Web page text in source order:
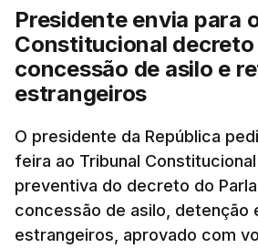
Presidente envia para
Constitucional
concessão de asilo e
estrangeiros
O presidente da República
feira ao Tribunal
preventiva do decreto do
concessão de asilo, detenção
estrangeiros, aprovado com